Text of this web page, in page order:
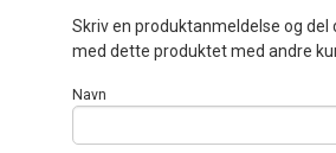
Skriv en produktanmeldelse og
med dette produktet med andre
Navn